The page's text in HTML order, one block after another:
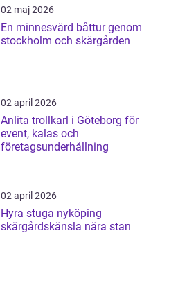
02 maj 2026
En minnesvärd båttur genom
stockholm och skärgården
02 april 2026
Anlita trollkarl i Göteborg för
event, kalas och
företagsunderhållning
02 april 2026
Hyra stuga nyköping
skärgårdskänsla nära stan